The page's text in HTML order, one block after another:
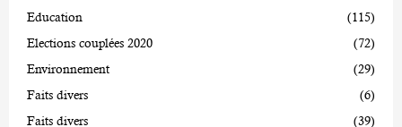
Education
(115)
Elections couplées 2020
(72)
Environnement
(29)
Faits divers
(6)
Faits divers
(39)